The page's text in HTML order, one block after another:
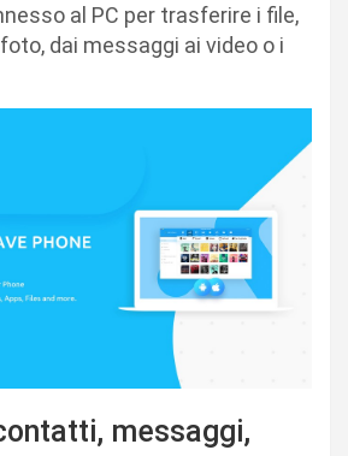
al PC per trasferire i file,
dai messaggi ai video o i
messaggi,